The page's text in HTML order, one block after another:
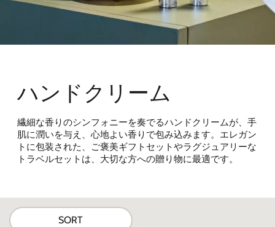
ハンドクリーム
繊細な香りのシンフォニーを奏でるハンドクリームが、手
肌に潤いを与え、心地よい香りで包み込みます。エレガン
トに包装された、ご褒美ギフトセットやラグジュアリーな
トラベルセットは、大切な方への贈り物に最適です。
SORT